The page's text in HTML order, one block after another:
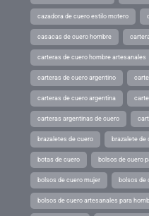
cazadora de cuero estilo motero
casacas de cuero hombre
carteras de cuero hombre artesanales
carteras de cuero argentino
carteras de cuero argentina
carteras argentinas de cuero
brazaletes de cuero brazalete de
botas de cuero bolsos de cuero
bolsos de cuero mujer bolsos de
bolsos de cuero artesanales para